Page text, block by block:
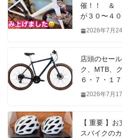
催！！ ＆
が３０〜４
2026年7月
店頭のセー
ク、MTB、
６・７・１７
2026年7月
【 重要 】
スバイクの